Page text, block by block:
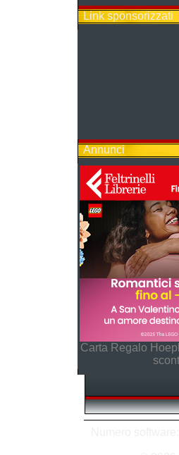
Link sponsorizzati
Annunci
Carta Regalo